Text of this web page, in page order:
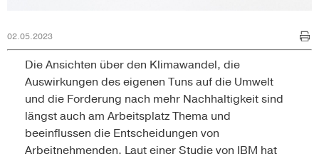
02.05.2023
Die Ansichten über den Klimawandel, die
Auswirkungen des eigenen Tuns auf die Umwelt
und die Forderung nach mehr Nachhaltigkeit sind
längst auch am Arbeitsplatz Thema und
beeinflussen die Entscheidungen von
Arbeitnehmenden. Laut einer Studie von IBM hat